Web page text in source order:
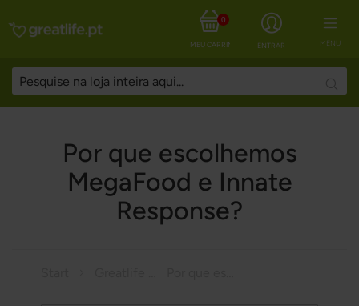
MENU
ENTRAR
MEU CARRINHO
0
Por que escolhemos
MegaFood e Innate
Response?